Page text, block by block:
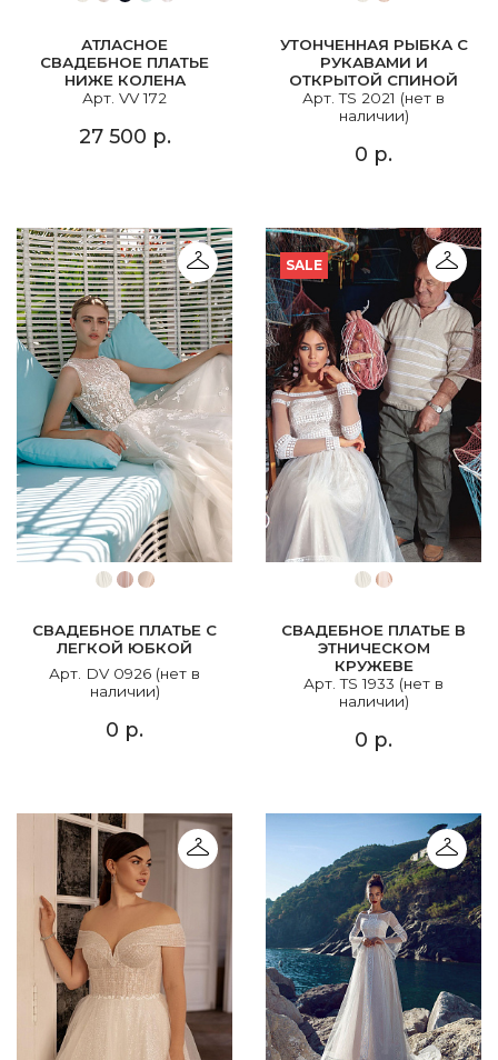
АТЛАСНОЕ
СВАДЕБНОЕ ПЛАТЬЕ
НИЖЕ КОЛЕНА
Арт. VV 172
27 500 р.
УТОНЧЕННАЯ РЫБКА С
РУКАВАМИ И
ОТКРЫТОЙ СПИНОЙ
Арт. TS 2021 (нет в
наличии)
0 р.
СВАДЕБНОЕ ПЛАТЬЕ С
ЛЕГКОЙ ЮБКОЙ
Арт. DV 0926 (нет в
наличии)
0 р.
SALE
СВАДЕБНОЕ ПЛАТЬЕ В
ЭТНИЧЕСКОМ
КРУЖЕВЕ
Арт. TS 1933 (нет в
наличии)
0 р.